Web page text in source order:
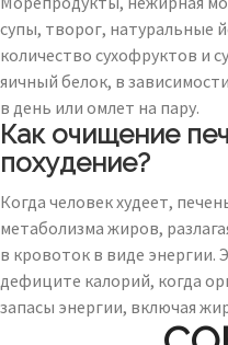
супы, творог, натуральные
количество сухофруктов и
яичный белок, в
в день или омлет на пару.
Как очищение
похудение?
Когда человек худеет,
метаболизма жиров,
в кровоток в виде энергии.
дефиците калорий, когда
запасы энергии, включая